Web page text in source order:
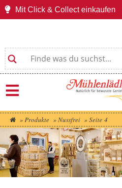
Mit Click & Collect einkaufen
» Produkte » Nussfrei » Seite 4